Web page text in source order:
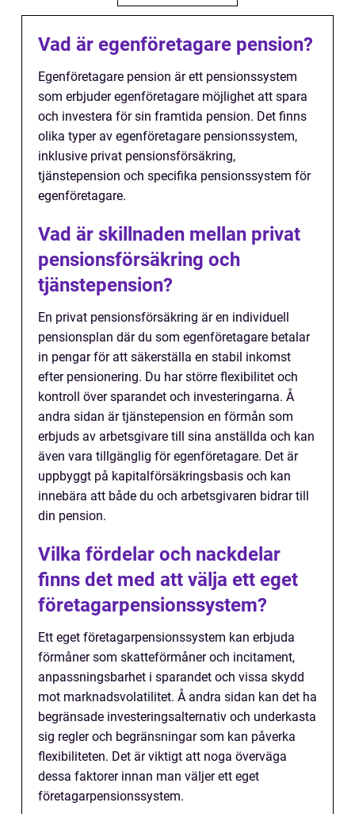
Vad är egenföretagare pension?
Egenföretagare pension är ett pensionssystem
som erbjuder egenföretagare möjlighet att spara
och investera för sin framtida pension. Det finns
olika typer av egenföretagare pensionssystem,
inklusive privat pensionsförsäkring,
tjänstepension och specifika pensionssystem för
egenföretagare.
Vad är skillnaden mellan privat
pensionsförsäkring och
tjänstepension?
En privat pensionsförsäkring är en individuell
pensionsplan där du som egenföretagare betalar
in pengar för att säkerställa en stabil inkomst
efter pensionering. Du har större flexibilitet och
kontroll över sparandet och investeringarna. Å
andra sidan är tjänstepension en förmån som
erbjuds av arbetsgivare till sina anställda och kan
även vara tillgänglig för egenföretagare. Det är
uppbyggt på kapitalförsäkringsbasis och kan
innebära att både du och arbetsgivaren bidrar till
din pension.
Vilka fördelar och nackdelar
finns det med att välja ett eget
företagarpensionssystem?
Ett eget företagarpensionssystem kan erbjuda
förmåner som skatteförmåner och incitament,
anpassningsbarhet i sparandet och vissa skydd
mot marknadsvolatilitet. Å andra sidan kan det ha
begränsade investeringsalternativ och underkasta
sig regler och begränsningar som kan påverka
flexibiliteten. Det är viktigt att noga överväga
dessa faktorer innan man väljer ett eget
företagarpensionssystem.